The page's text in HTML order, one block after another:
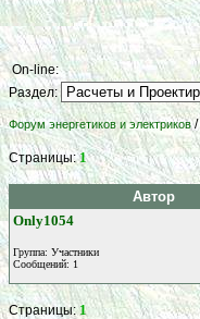
On-line:
Раздел:
Форум энергетиков и электриков/
Страницы:1
Автор
Only1054
Группа: Участники
Сообщений: 1
Страницы:1